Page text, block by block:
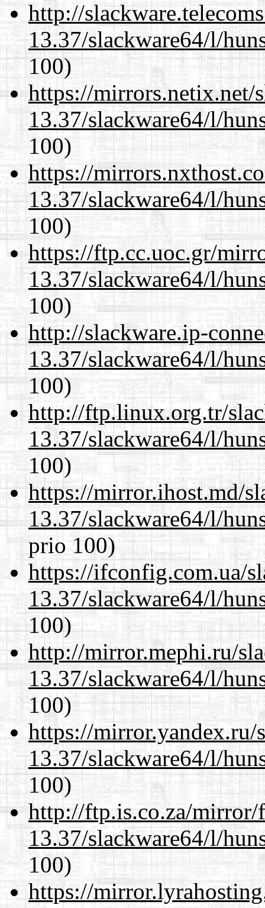
http://
13.37/slackware64/l/
100)
https://mirrors.netix.net/
13.37/slackware64/l/
100)
https://
13.37/slackware64/l/
100)
https://ftp.cc.uoc.gr/
13.37/slackware64/l/
100)
http://slackware.ip-
13.37/slackware64/l/
100)
http://ftp.linux.org.tr/
13.37/slackware64/l/
100)
https://mirror.ihost.md/
13.37/slackware64/l/
prio 100)
https://ifconfig.com.ua/
13.37/slackware64/l/
100)
http://mirror.mephi.ru/
13.37/slackware64/l/
100)
https://mirror.yandex.ru/
13.37/slackware64/l/
100)
http://ftp.is.co.za/mirror/
13.37/slackware64/l/
100)
https://